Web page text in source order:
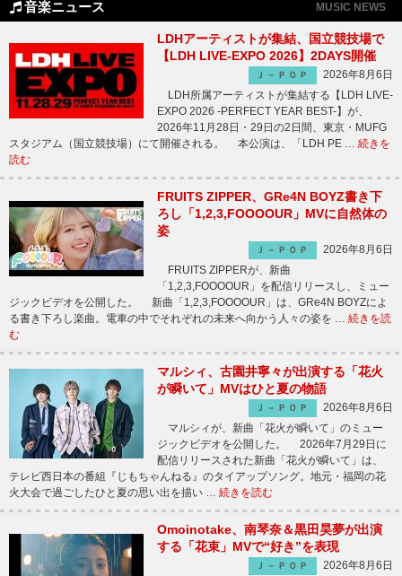
音楽ニュース MUSIC NEWS
LDHアーティストが集結、国立競技場で
【LDH LIVE-EXPO 2026】2DAYS開催
Ｊ－ＰＯＰ
2026年8月6日
LDH所属アーティストが集結する【LDH LIVE-
EXPO 2026 -PERFECT YEAR BEST-】が、
2026年11月28日・29日の2日間、東京・MUFG
スタジアム（国立競技場）にて開催される。 本公演は、「LDH PE … 続きを
読む
FRUITS ZIPPER、GRe4N BOYZ書き下
ろし「1,2,3,FOOOOUR」MVに自然体の
姿
Ｊ－ＰＯＰ
2026年8月6日
FRUITS ZIPPERが、新曲
「1,2,3,FOOOOUR」を配信リリースし、ミュー
ジックビデオを公開した。 新曲「1,2,3,FOOOOUR」は、GRe4N BOYZによ
る書き下ろし楽曲。電車の中でそれぞれの未来へ向かう人々の姿を … 続きを読
む
マルシィ、古園井寧々が出演する「花火
が瞬いて」MVはひと夏の物語
Ｊ－ＰＯＰ
2026年8月6日
マルシィが、新曲「花火が瞬いて」のミュー
ジックビデオを公開した。 2026年7月29日に
配信リリースされた新曲「花火が瞬いて」は、
テレビ西日本の番組『じもちゃんねる』のタイアップソング。地元・福岡の花
火大会で過ごしたひと夏の思い出を描い … 続きを読む
Omoinotake、南琴奈＆黒田昊夢が出演
する「花束」MVで“好き”を表現
Ｊ－ＰＯＰ
2026年8月6日